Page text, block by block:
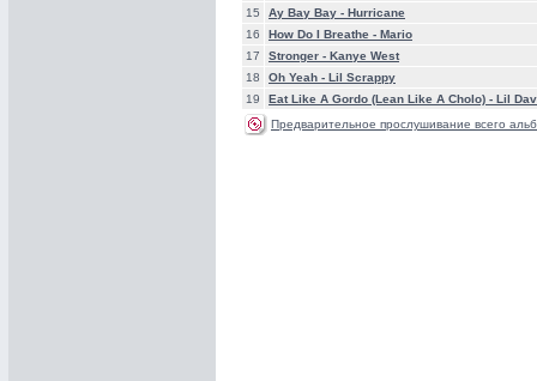
15
Ay Bay Bay - Hurricane
16
How Do I Breathe - Mario
17
Stronger - Kanye West
18
Oh Yeah - Lil Scrappy
19
Eat Like A Gordo (Lean Like A Cholo) - Lil
Предварительное прослушивание всего